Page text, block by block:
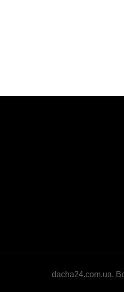
dacha24.com.ua.